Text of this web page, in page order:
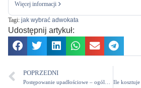
Więcej informacji
Tagi: jak wybrać adwokata
Udostępnij artykuł:
POPRZEDNI